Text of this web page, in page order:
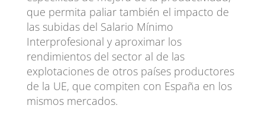
que permita paliar también el impacto de
las subidas del Salario Mínimo
Interprofesional y aproximar los
rendimientos del sector al de las
explotaciones de otros países productores
de la UE, que compiten con España en los
mismos mercados.